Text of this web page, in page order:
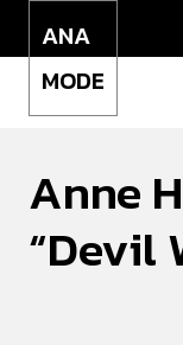
ANA
MODE
Anne
“Devil